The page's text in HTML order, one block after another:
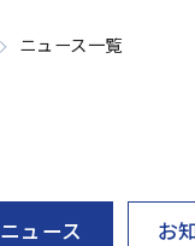
ニュース一覧
ニュース お